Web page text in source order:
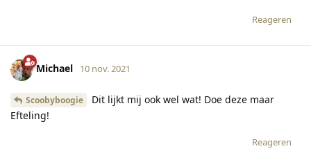
Reageren
Michael 10 nov. 2021
Scoobyboogie
Dit lijkt mij ook wel wat! Doe deze maar
Efteling!
Reageren